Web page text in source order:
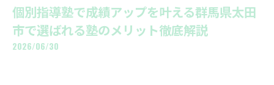
個別指導塾で成績アップを叶える群馬県太田
市で選ばれる塾のメリット徹底解説
2026/06/30